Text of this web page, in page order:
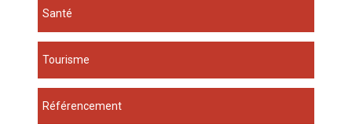
Santé
Tourisme
Référencement